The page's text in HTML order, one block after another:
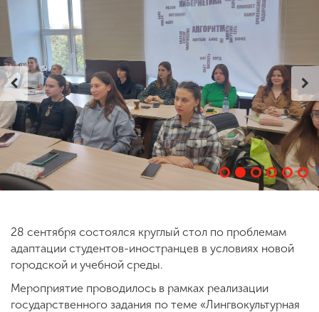
образовательной
организации
ENG SPN CHI
Приемная
+7 (831) 262-26-20
28 сентября состоялся круглый стол по проблемам
адаптации студентов-иностранцев в условиях новой
городской и учебной среды.
Мероприятие проводилось в рамках реализации
государственного задания по теме «Лингвокультурная